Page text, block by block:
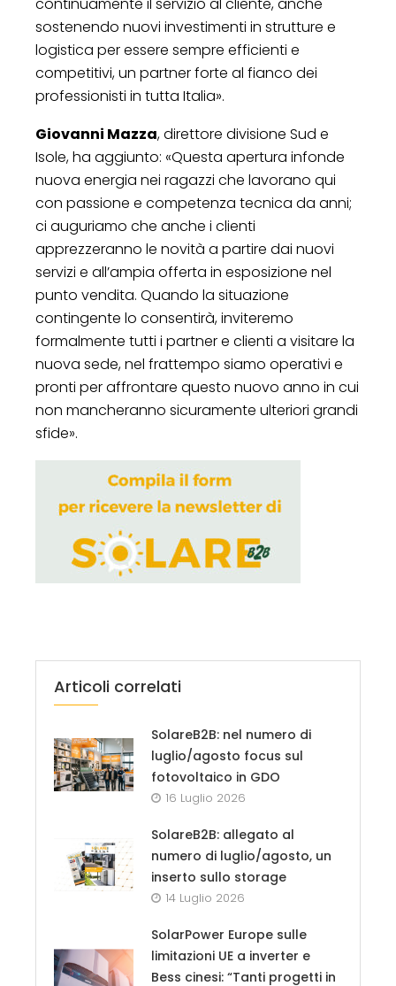
continuamente il servizio al cliente, anche
sostenendo nuovi investimenti in strutture e
logistica per essere sempre efficienti e
competitivi, un partner forte al fianco dei
professionisti in tutta Italia».
Giovanni Mazza, direttore divisione Sud e
Isole, ha aggiunto: «Questa apertura infonde
nuova energia nei ragazzi che lavorano qui
con passione e competenza tecnica da anni;
ci auguriamo che anche i clienti
apprezzeranno le novità a partire dai nuovi
servizi e all’ampia offerta in esposizione nel
punto vendita. Quando la situazione
contingente lo consentirà, inviteremo
formalmente tutti i partner e clienti a visitare la
nuova sede, nel frattempo siamo operativi e
pronti per affrontare questo nuovo anno in cui
non mancheranno sicuramente ulteriori grandi
sfide».
Articoli correlati
SolareB2B: nel numero di
luglio/agosto focus sul
fotovoltaico in GDO
16 Luglio 2026
SolareB2B: allegato al
numero di luglio/agosto, un
inserto sullo storage
14 Luglio 2026
SolarPower Europe sulle
limitazioni UE a inverter e
Bess cinesi: “Tanti progetti in